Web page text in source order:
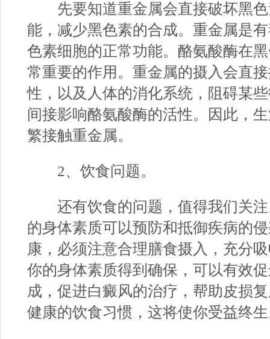
先要知道重金属会直接破坏黑色
能，减少黑色素的合成。重金属是
色素细胞的正常功能。酪氨酸酶在
常重要的作用。重金属的摄入会直
性，以及人体的消化系统，阻碍某
间接影响酪氨酸酶的活性。因此，
繁接触重金属。
2、饮食问题。
还有饮食的问题，值得我们关注
的身体素质可以预防和抵御疾病的
康，必须注意合理膳食摄入，充分
你的身体素质得到确保，可以有效
成，促进白癜风的治疗，帮助皮损
健康的饮食习惯，这将使你受益终